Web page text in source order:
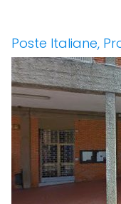
Poste Italiane,